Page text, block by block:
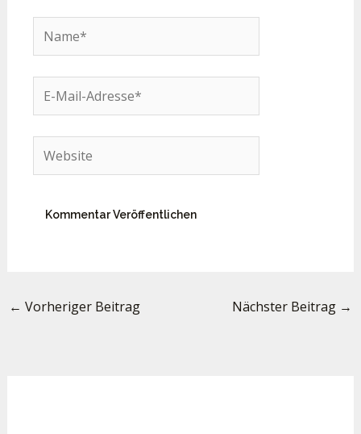
Name*
Mail-
Adresse*
Website
← Vorheriger Beitrag Nächster Beitrag →